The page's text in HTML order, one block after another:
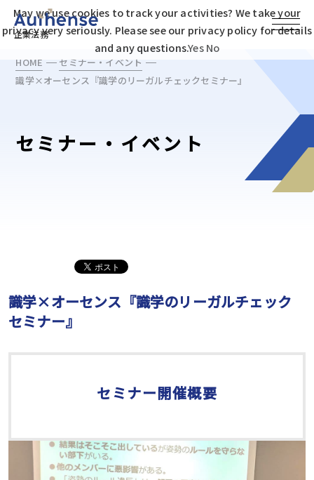
企業法務
HOME
セミナー・イベント
識学×オーセンス『識学のリーガルチェックセミナー』
セミナー・イベント
識学×オーセンス『識学のリーガルチェック
セミナー』
セミナー開催概要
May we use cookies to track your activities? We take your
privacy very seriously. Please see our privacy policy for details
and any questions.Yes No